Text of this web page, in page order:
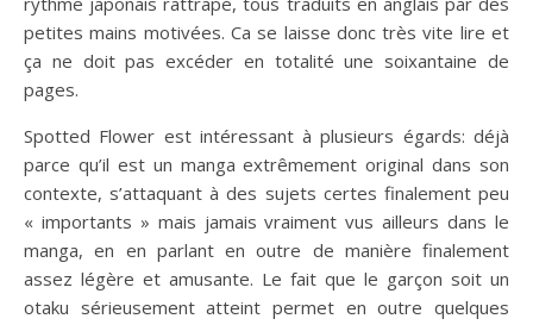
petites mains motivées. Ca se laisse donc très vite lire et
ça ne doit pas excéder en totalité une soixantaine de
pages.
Spotted Flower est intéressant à plusieurs égards: déjà
parce qu’il est un manga extrêmement original dans son
contexte, s’attaquant à des sujets certes finalement peu
« importants » mais jamais vraiment vus ailleurs dans le
manga, en en parlant en outre de manière finalement
assez légère et amusante. Le fait que le garçon soit un
otaku sérieusement atteint permet en outre quelques